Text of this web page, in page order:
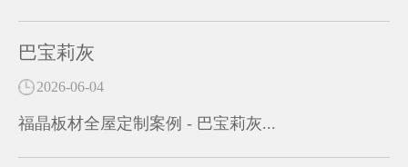
巴宝莉灰
2026-06-04
福晶板材全屋定制案例 - 巴宝莉灰...